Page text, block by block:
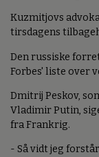
Kuzmitjovs
tirsdagens
Den russiske
Forbes' liste over
Dmitrij Peskov,
Vladimir Putin,
fra Frankrig.
- Så vidt jeg